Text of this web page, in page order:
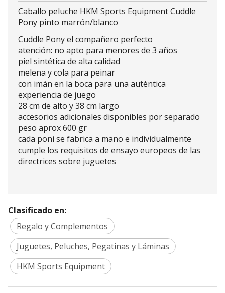
Caballo peluche HKM Sports Equipment Cuddle
Pony pinto marrón/blanco
Cuddle Pony el compañero perfecto
atención: no apto para menores de 3 años
piel sintética de alta calidad
melena y cola para peinar
con imán en la boca para una auténtica
experiencia de juego
28 cm de alto y 38 cm largo
accesorios adicionales disponibles por separado
peso aprox 600 gr
cada poni se fabrica a mano e individualmente
cumple los requisitos de ensayo europeos de las
directrices sobre juguetes
Clasificado en:
Regalo y Complementos
Juguetes, Peluches, Pegatinas y Láminas
HKM Sports Equipment